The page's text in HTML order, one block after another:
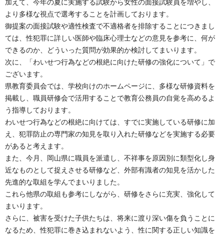
加えて、今年の夏に実施する試験から女性の面接試験員を増やし、
より多様な視点で選考することを計画しております。
御提案の面接試験や適性検査で不適格者を排除することにつきまし
ては、性犯罪に詳しい医師や臨床心理士などの意見を参考に、何が
できるのか、どういった質問が効果的か検討してまいります。
次に、「わいせつ行為などの根絶に向けた研修の強化について」で
ございます。
県教育委員会では、学校向けのホームページに、多様な研修資料を
掲載し、職員研修会で活用することで教育公務員の自覚を高めるよ
う指導しております。
わいせつ行為などの根絶に向けては、すでに実施している研修に加
え、犯罪防止の専門家の知見を取り入れた研修などを実施する必要
があると考えます。
また、今月、岡山県に職員を派遣し、不祥事を原因別に類型化し身
近なものとして捉えさせる研修など、外部有識者の知見を活かした
先進的な取組を学んでまいりました。
これら他県の取組も参考にしながら、研修をさらに充実、強化して
まいります。
さらに、被害を受けた子供たちは、将来に渡り深い傷を負うことに
なるため、性犯罪に巻き込まれないよう、性に関する正しい知識を